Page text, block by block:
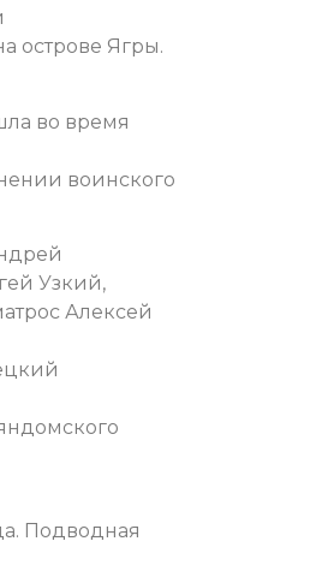
острове Ягры.
во время
воинского
Узкий,
Алексей
Подводная